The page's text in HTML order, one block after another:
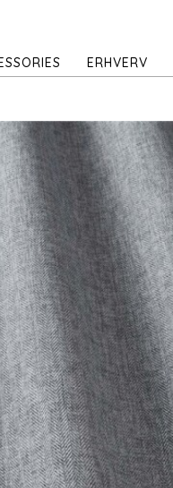
ERHVERV